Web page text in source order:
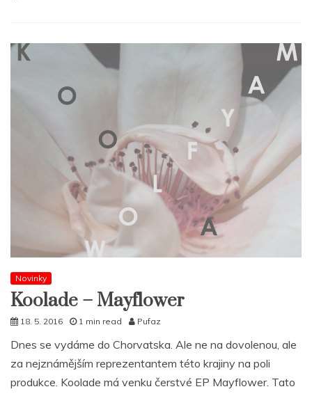
Novinky
Koolade – Mayflower
18. 5. 2016 1 min read Pufaz
Dnes se vydáme do Chorvatska. Ale ne na dovolenou, ale
za nejznámějším reprezentantem této krajiny na poli
produkce. Koolade má venku čerstvé EP Mayflower. Tato